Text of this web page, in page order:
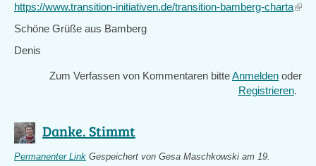
https://www.transition-initiativen.de/transition-bamberg-charta(link
Schöne Grüße aus Bamberg
Denis
Zum Verfassen von Kommentaren bitteAnmelden oder
Registrieren.
Danke. Stimmt
Permanenter Link Gespeichert von Gesa Maschkowski am 19.